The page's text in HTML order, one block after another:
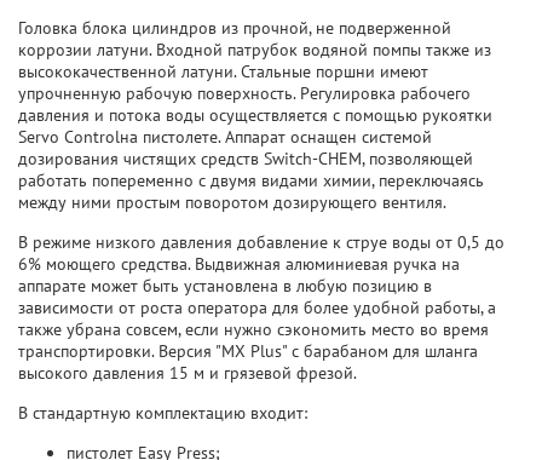
Головка блока цилиндров из прочной, не подверженной
коррозии латуни. Входной патрубок водяной помпы также из
высококачественной латуни. Стальные поршни имеют
упрочненную рабочую поверхность. Регулировка рабочего
давления и потока воды осуществляется с помощью рукоятки
Servo Controlна пистолете. Аппарат оснащен системой
дозирования чистящих средств Switch-CHEM, позволяющей
работать попеременно с двумя видами химии, переключаясь
между ними простым поворотом дозирующего вентиля.
В режиме низкого давления добавление к струе воды от 0,5 до
6% моющего средства. Выдвижная алюминиевая ручка на
аппарате может быть установлена в любую позицию в
зависимости от роста оператора для более удобной работы, а
также убрана совсем, если нужно сэкономить место во время
транспортировки. Версия "МX Plus" с барабаном для шланга
высокого давления 15 м и грязевой фрезой.
В стандартную комплектацию входит:
пистолет Easy Press;